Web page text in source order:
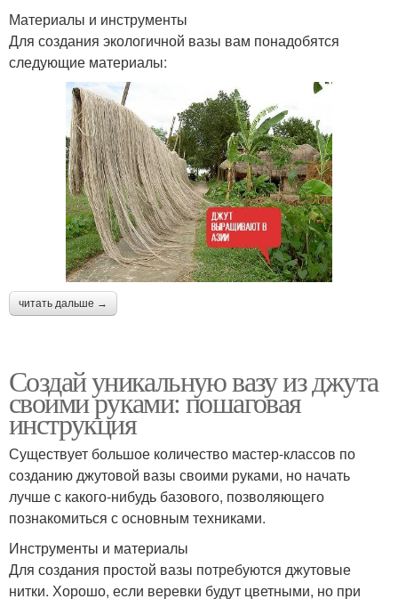
Материалы и инструменты
Для создания экологичной вазы вам понадобятся
следующие материалы:
читать дальше →
Создай уникальную вазу из джута
своими руками: пошаговая
инструкция
Существует большое количество мастер-классов по
созданию джутовой вазы своими руками, но начать
лучше с какого-нибудь базового, позволяющего
познакомиться с основным техниками.
Инструменты и материалы
Для создания простой вазы потребуются джутовые
нитки. Хорошо, если веревки будут цветными, но при